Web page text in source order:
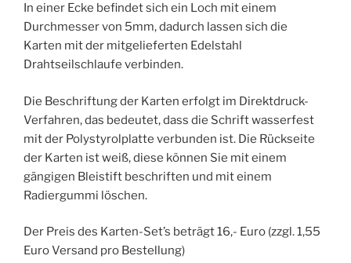
In einer Ecke befindet sich ein Loch mit einem
Durchmesser von 5mm, dadurch lassen sich die
Karten mit der mitgelieferten Edelstahl
Drahtseilschlaufe verbinden.
Die Beschriftung der Karten erfolgt im Direktdruck-
Verfahren, das bedeutet, dass die Schrift wasserfest
mit der Polystyrolplatte verbunden ist. Die Rückseite
der Karten ist weiß, diese können Sie mit einem
gängigen Bleistift beschriften und mit einem
Radiergummi löschen.
Der Preis des Karten-Set’s beträgt 16,- Euro (zzgl. 1,55
Euro Versand pro Bestellung)